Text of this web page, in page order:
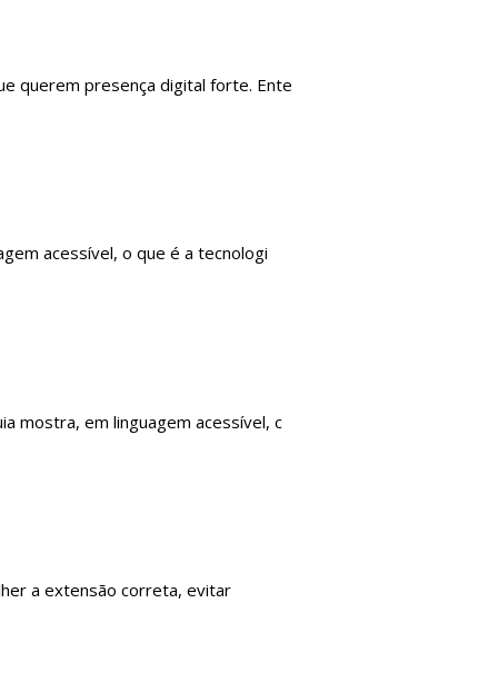
querem presença digital forte. Ente
acessível, o que é a tecnologi
mostra, em linguagem acessível, c
a extensão correta, evitar